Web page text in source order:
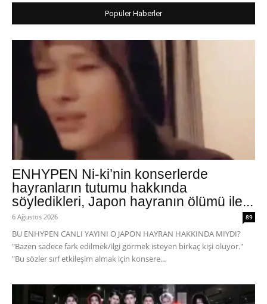
Popüler Haberler
ENHYPEN Ni-ki’nin konserlerde
hayranların tutumu hakkında
söyledikleri, Japon hayranın ölümü ile...
6 Ağustos 2026 89
BU ENHYPEN CANLI YAYINI O JAPON HAYRAN HAKKINDA MIYDI?
"Bazen sadece fark edilmek/ilgi görmek isteyen birkaç kişi oluyor."
"Bu sözler sırf etkileşim almak için konsere...